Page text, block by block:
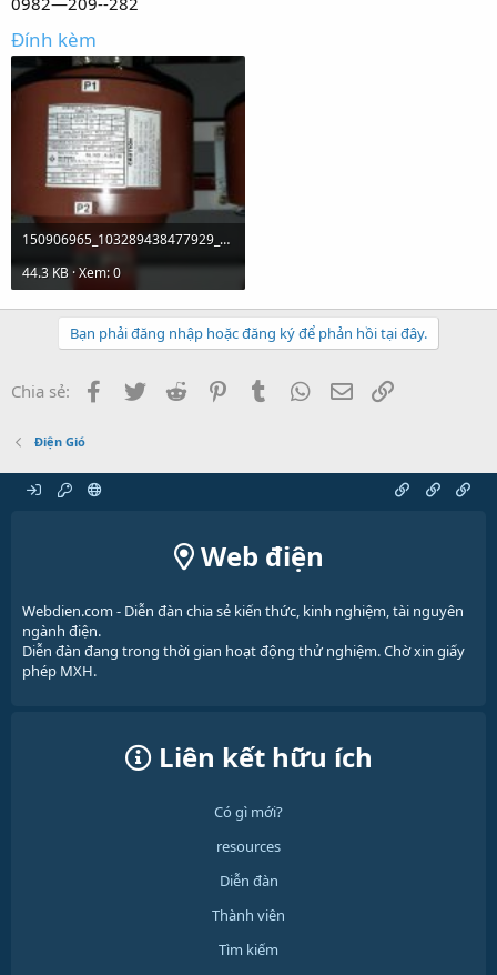
Đính kèm
150906965_103289438477929_1838292676440528229_n.jpg
44.3 KB · Xem: 0
Bạn phải đăng nhập hoặc đăng ký để phản hồi tại đây.
Chia sẻ: Facebook
Twitter Reddit PinterestTumblr WhatsApp
Email
Điện Gió
Web điện
Webdien.com - Diễn đàn chia sẻ kiến thức, kinh nghiệm, tài nguyên
ngành điện.
Diễn đàn đang trong thời gian hoạt động thử nghiệm. Chờ xin giấy
phép MXH.
Liên kết hữu ích
Có gì mới?
resources
Diễn đàn
Thành viên
Tìm kiếm